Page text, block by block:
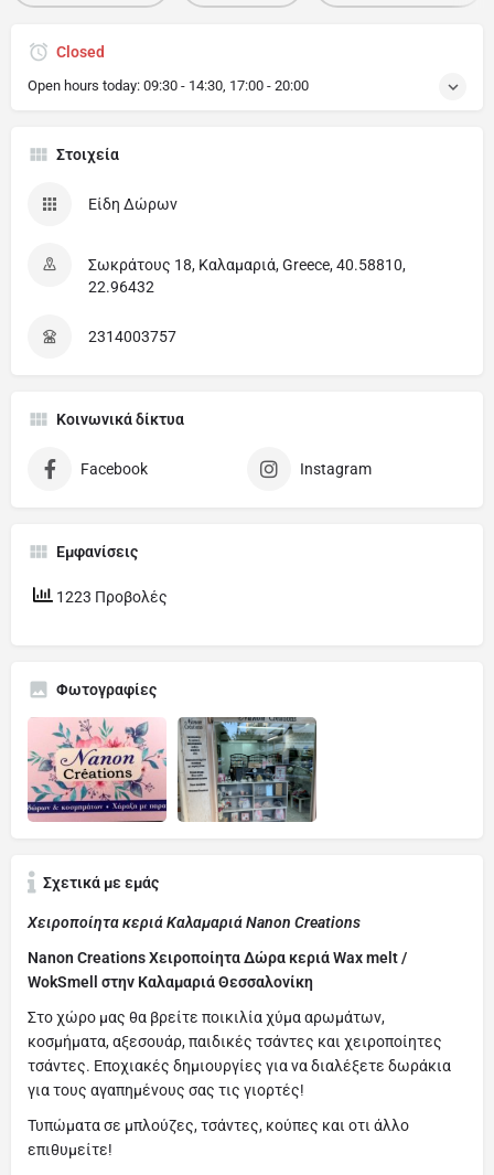
Closed
Open hours today: 09:30 - 14:30, 17:00 - 20:00
Στοιχεία
Είδη Δώρων
Σωκράτους 18, Καλαμαριά, Greece, 40.58810,
22.96432
2314003757
Κοινωνικά δίκτυα
Facebook Instagram
Εμφανίσεις
1223 Προβολές
Φωτογραφίες
Σχετικά με εμάς
Χειροποίητα κεριά Καλαμαριά Nanon Creations
Nanon Creations Χειροποίητα Δώρα κεριά Wax melt /
WokSmell στην Καλαμαριά Θεσσαλονίκη
Στο χώρο μας θα βρείτε ποικιλία χύμα αρωμάτων,
κοσμήματα, αξεσουάρ, παιδικές τσάντες και χειροποίητες
τσάντες. Εποχιακές δημιουργίες για να διαλέξετε δωράκια
για τους αγαπημένους σας τις γιορτές!
Τυπώματα σε μπλούζες, τσάντες, κούπες και οτι άλλο
επιθυμείτε!